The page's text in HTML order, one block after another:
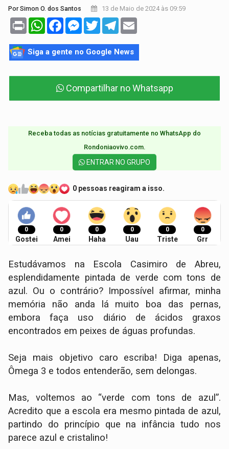
Por Simon O. dos Santos 13 de Maio de 2024 às 09:59
Print WhatsAppFacebookMessenger
TwitterTelegram
Siga a gente no Google News
Compartilhar no Whatsapp
Receba todas as notícias gratuitamente no WhatsApp do
Rondoniaovivo.com.​
ENTRAR NO GRUPO
0 pessoas reagiram a isso.
0
Gostei
0
Amei
0
Haha
0
Uau
0
Triste
0
Grr
Estudávamos na Escola Casimiro de Abreu,
esplendidamente pintada de verde com tons de
azul. Ou o contrário? Impossível afirmar, minha
memória não anda lá muito boa das pernas,
embora faça uso diário de ácidos graxos
encontrados em peixes de águas profundas.
Seja mais objetivo caro escriba! Diga apenas,
Ômega 3 e todos entenderão, sem delongas.
Mas, voltemos ao “verde com tons de azul”.
Acredito que a escola era mesmo pintada de azul,
partindo do princípio que na infância tudo nos
parece azul e cristalino!